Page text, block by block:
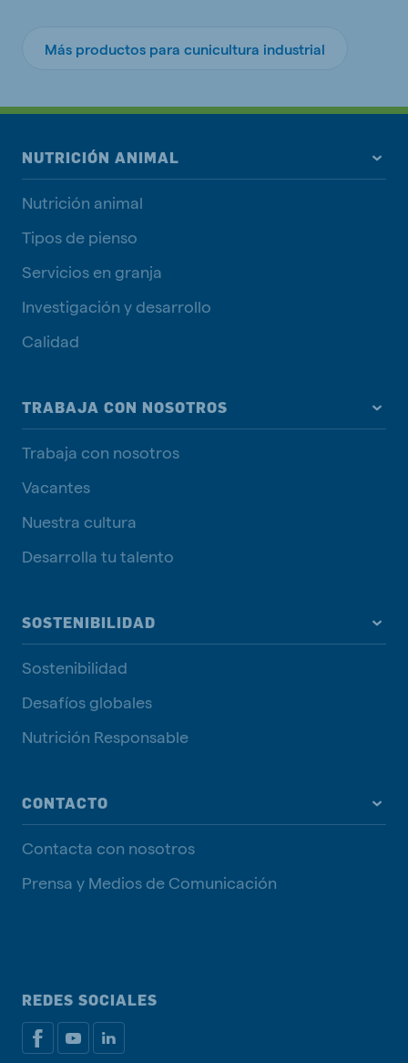
Más productos para cunicultura industrial
NUTRICIÓN ANIMAL
Nutrición animal
Tipos de pienso
Servicios en granja
Investigación y desarrollo
Calidad
TRABAJA CON NOSOTROS
Trabaja con nosotros
Vacantes
Nuestra cultura
Desarrolla tu talento
SOSTENIBILIDAD
Sostenibilidad
Desafíos globales
Nutrición Responsable
CONTACTO
Contacta con nosotros
Prensa y Medios de Comunicación
REDES SOCIALES